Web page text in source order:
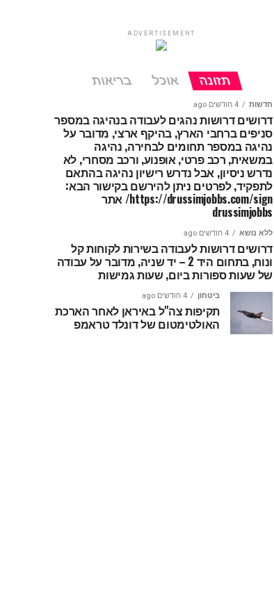
ADVERTISEMENT
תזונה אוכל בריאות
חדשות 4 חודשים ago
דרושים דרושות נהגים לעבודה בנהיגה במספר
סניפים ברחבי הארץ, בהיקף ארצי, מדובר על
נהיגה במספר תחומים לבחירה, נהיגה
במשאית, רכב פרטי, אופנוע, ורכב מסחרי, לא
נדרש ניסיון, אבל נדרש רישיון נהיגה בהתאם
לתפקיד, לפרטים ניתן להירשם בקישור הבא:
https://drussimjobbs.com/sign/ אתר
drussimjobbs
ללא נושא 4 חודשים ago
דרושים דרושות לעבודה בשירות לקוחות קל
ונוח, בתחום היד 2 – יד שניה, מדובר על עבודה
של שעות ספורות ביום, שעות גמישות
ביטחון 4 חודשים ago
תקיפות צה"ל באיראן לאחר הארכת
האולטימטום של דונלד טראמפ